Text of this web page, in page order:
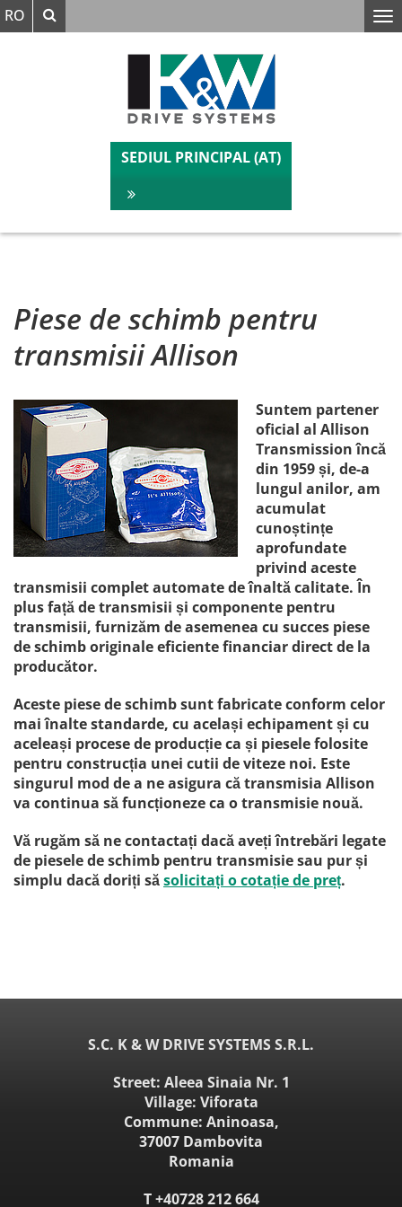
Verstanden
RO Căutare
SEDIUL PRINCIPAL (AT)
Piese de schimb pentru
transmisii Allison
Suntem partener
oficial al Allison
Transmission încă
din 1959 și, de-a
lungul anilor, am
acumulat
cunoștințe
aprofundate
privind aceste
transmisii complet automate de înaltă calitate. În
plus față de transmisii și componente pentru
transmisii, furnizăm de asemenea cu succes piese
de schimb originale eficiente financiar direct de la
producător.
Aceste piese de schimb sunt fabricate conform celor
mai înalte standarde, cu același echipament și cu
aceleași procese de producție ca și piesele folosite
pentru construcția unei cutii de viteze noi. Este
singurul mod de a ne asigura că transmisia Allison
va continua să funcționeze ca o transmisie nouă.
Vă rugăm să ne contactați dacă aveți întrebări legate
de piesele de schimb pentru transmisie sau pur și
simplu dacă doriți săsolicitați o cotație de preț.
S.C. K & W DRIVE SYSTEMS S.R.L.
Street: Aleea Sinaia Nr. 1
Village: Viforata
Commune: Aninoasa,
37007 Dambovita
Romania
T+40728 212 664